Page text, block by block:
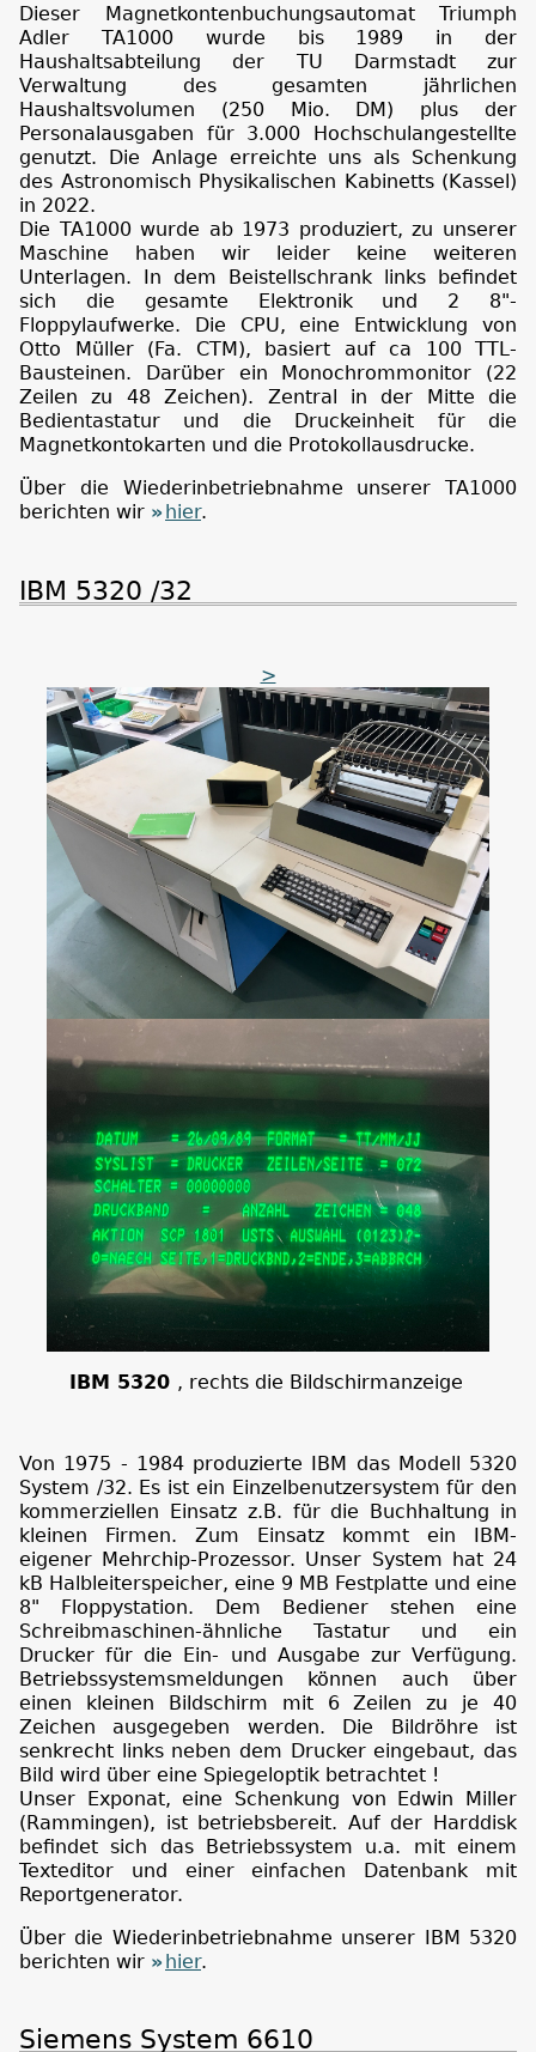
Dieser Magnetkontenbuchungsautomat Triumph
Adler TA1000 wurde bis 1989 in der
Haushaltsabteilung der TU Darmstadt zur
Verwaltung des gesamten jährlichen
Haushaltsvolumen (250 Mio. DM) plus der
Personalausgaben für 3.000 Hochschulangestellte
genutzt. Die Anlage erreichte uns als Schenkung
des Astronomisch Physikalischen Kabinetts (Kassel)
in 2022.
Die TA1000 wurde ab 1973 produziert, zu unserer
Maschine haben wir leider keine weiteren
Unterlagen. In dem Beistellschrank links befindet
sich die gesamte Elektronik und 2 8"-
Floppylaufwerke. Die CPU, eine Entwicklung von
Otto Müller (Fa. CTM), basiert auf ca 100 TTL-
Bausteinen. Darüber ein Monochrommonitor (22
Zeilen zu 48 Zeichen). Zentral in der Mitte die
Bedientastatur und die Druckeinheit für die
Magnetkontokarten und die Protokollausdrucke.
Über die Wiederinbetriebnahme unserer TA1000
berichten wir
hier.
IBM 5320 /32
>
IBM 5320 , rechts die Bildschirmanzeige
Von 1975 - 1984 produzierte IBM das Modell 5320
System /32. Es ist ein Einzelbenutzersystem für den
kommerziellen Einsatz z.B. für die Buchhaltung in
kleinen Firmen. Zum Einsatz kommt ein IBM-
eigener Mehrchip-Prozessor. Unser System hat 24
kB Halbleiterspeicher, eine 9 MB Festplatte und eine
8" Floppystation. Dem Bediener stehen eine
Schreibmaschinen-ähnliche Tastatur und ein
Drucker für die Ein- und Ausgabe zur Verfügung.
Betriebssystemsmeldungen können auch über
einen kleinen Bildschirm mit 6 Zeilen zu je 40
Zeichen ausgegeben werden. Die Bildröhre ist
senkrecht links neben dem Drucker eingebaut, das
Bild wird über eine Spiegeloptik betrachtet !
Unser Exponat, eine Schenkung von Edwin Miller
(Rammingen), ist betriebsbereit. Auf der Harddisk
befindet sich das Betriebssystem u.a. mit einem
Texteditor und einer einfachen Datenbank mit
Reportgenerator.
Über die Wiederinbetriebnahme unserer IBM 5320
berichten wir
hier.
Siemens System 6610